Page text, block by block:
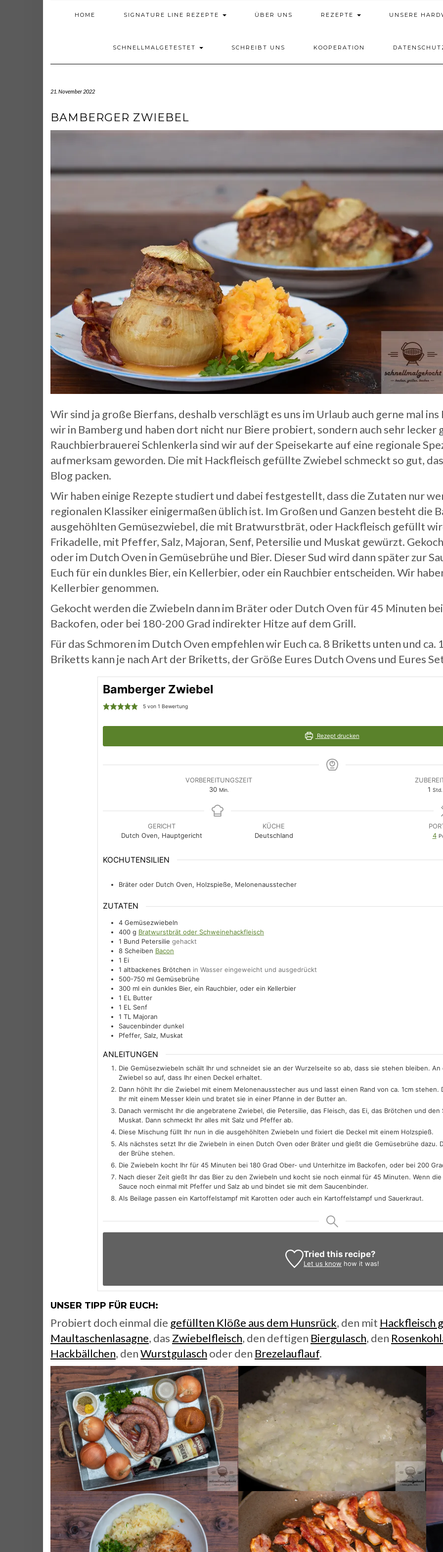
HOME SIGNATURE LINE REZEPTE ÜBER UNS REZEPTE UNSERE
SCHNELLMALGETESTET SCHREIBT UNS KOOPERATION
21. November 2022
BAMBERGER ZWIEBEL
Wir sind ja große Bierfans, deshalb verschlägt es uns im Urlaub auch gerne mal
wir in Bamberg und haben dort nicht nur Biere probiert, sondern auch sehr lecker
Rauchbierbrauerei Schlenkerla sind wir auf der Speisekarte auf eine regionale
aufmerksam geworden. Die mit Hackfleisch gefüllte Zwiebel schmeckt so gut,
Blog packen.
Wir haben einige Rezepte studiert und dabei festgestellt, dass die Zutaten nur
regionalen Klassiker einigermaßen üblich ist. Im Großen und Ganzen besteht die
ausgehöhlten Gemüsezwiebel, die mit Bratwurstbrät, oder Hackfleisch gefüllt
Frikadelle, mit Pfeffer, Salz, Majoran, Senf, Petersilie und Muskat gewürzt.
oder im Dutch Oven in Gemüsebrühe und Bier. Dieser Sud wird dann später zur
Euch für ein dunkles Bier, ein Kellerbier, oder ein Rauchbier entscheiden. Wir
Kellerbier genommen.
Gekocht werden die Zwiebeln dann im Bräter oder Dutch Oven für 45 Minuten
Backofen, oder bei 180-200 Grad indirekter Hitze auf dem Grill.
Für das Schmoren im Dutch Oven empfehlen wir Euch ca. 8 Briketts unten und
Briketts kann je nach Art der Briketts, der Größe Eures Dutch Ovens und Eures
Bamberger Zwiebel
5 von 1 Bewertung
Rezept drucken
VORBEREITUNGSZEIT
30Minuten
Min.
1 Std.
GERICHT
Dutch Oven, Hauptgericht
KÜCHE
Deutschland
4
KOCHUTENSILIEN
Bräter oder Dutch Oven, Holzspieße, Melonenausstecher
ZUTATEN
4 Gemüsezwiebeln
400 g Bratwurstbrät oder Schweinehackfleisch
1 Bund Petersilie gehackt
8 Scheiben Bacon
1 Ei
1 altbackenes Brötchen in Wasser eingeweicht und ausgedrückt
500-750 ml Gemüsebrühe
300 ml ein dunkles Bier, ein Rauchbier, oder ein Kellerbier
1 EL Butter
1 EL Senf
1 TL Majoran
Saucenbinder dunkel
Pfeffer, Salz, Muskat
ANLEITUNGEN
Die Gemüsezwiebeln schält Ihr und schneidet sie an der Wurzelseite so ab, dass sie stehen bleiben.
Zwiebel so auf, dass Ihr einen Deckel erhaltet.
Dann höhlt Ihr die Zwiebel mit einem Melonenausstecher aus und lasst einen Rand von ca. 1cm
Ihr mit einem Messer klein und bratet sie in einer Pfanne in der Butter an.
Danach vermischt Ihr die angebratene Zwiebel, die Petersilie, das Fleisch, das Ei, das Brötchen und
Muskat. Dann schmeckt Ihr alles mit Salz und Pfeffer ab.
Diese Mischung füllt Ihr nun in die ausgehöhlten Zwiebeln und fixiert die Deckel mit einem Holzspieß.
Als nächstes setzt Ihr die Zwiebeln in einen Dutch Oven oder Bräter und gießt die Gemüsebrühe dazu.
der Brühe stehen.
Die Zwiebeln kocht Ihr für 45 Minuten bei 180 Grad Ober- und Unterhitze im Backofen, oder bei 200
Nach dieser Zeit gießt Ihr das Bier zu den Zwiebeln und kocht sie noch einmal für 45 Minuten. Wenn
Sauce noch einmal mit Pfeffer und Salz ab und bindet sie mit dem Saucenbinder.
Als Beilage passen ein Kartoffelstampf mit Karotten oder auch ein Kartoffelstampf und Sauerkraut.
Tried this recipe?
Let us know how it was!
UNSER TIPP FÜR EUCH:
Probiert doch einmal die gefüllten Klöße aus dem Hunsrück, den mit Hackfleisch
Maultaschenlasagne, das Zwiebelfleisch, den deftigen Biergulasch, den
Hackbällchen, denWurstgulasch oder den Brezelauflauf.